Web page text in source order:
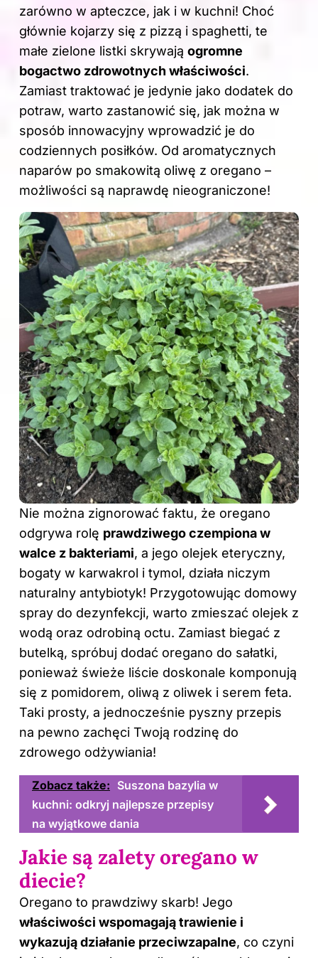
zarówno w apteczce, jak i w kuchni! Choć
głównie kojarzy się z pizzą i spaghetti, te
małe zielone listki skrywają ogromne
bogactwo zdrowotnych właściwości.
Zamiast traktować je jedynie jako dodatek do
potraw, warto zastanowić się, jak można w
sposób innowacyjny wprowadzić je do
codziennych posiłków. Od aromatycznych
naparów po smakowitą oliwę z oregano –
możliwości są naprawdę nieograniczone!
Nie można zignorować faktu, że oregano
odgrywa rolę prawdziwego czempiona w
walce z bakteriami, a jego olejek eteryczny,
bogaty w karwakrol i tymol, działa niczym
naturalny antybiotyk! Przygotowując domowy
spray do dezynfekcji, warto zmieszać olejek z
wodą oraz odrobiną octu. Zamiast biegać z
butelką, spróbuj dodać oregano do sałatki,
ponieważ świeże liście doskonale komponują
się z pomidorem, oliwą z oliwek i serem feta.
Taki prosty, a jednocześnie pyszny przepis
na pewno zachęci Twoją rodzinę do
zdrowego odżywiania!
Zobacz także: Suszona bazylia w
kuchni: odkryj najlepsze przepisy
na wyjątkowe dania
Jakie są zalety oregano w
diecie?
Oregano to prawdziwy skarb! Jego
właściwości wspomagają trawienie i
wykazują działanie przeciwzapalne, co czyni